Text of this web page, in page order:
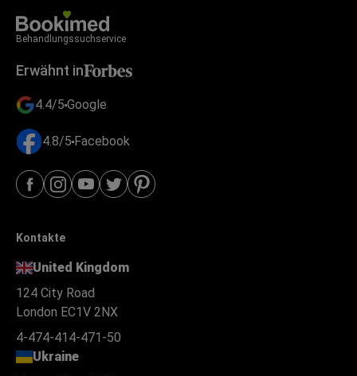
Behandlungssuchservice
Erwähnt in
4.4/5 Google
4.8/5 Facebook
Kontakte
United Kingdom
124 City Road
London EC1V 2NX
4-474-414-471-50
Ukraine